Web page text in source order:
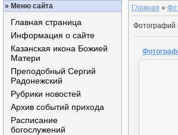
» Меню сайта
Главная страница
Информация о сайте
Казанская икона Божией
Матери
Преподобный Сергий
Радонежский
Рубрики новостей
Архив событий прихода
Расписание
богослужений
Главная »
Фотографий